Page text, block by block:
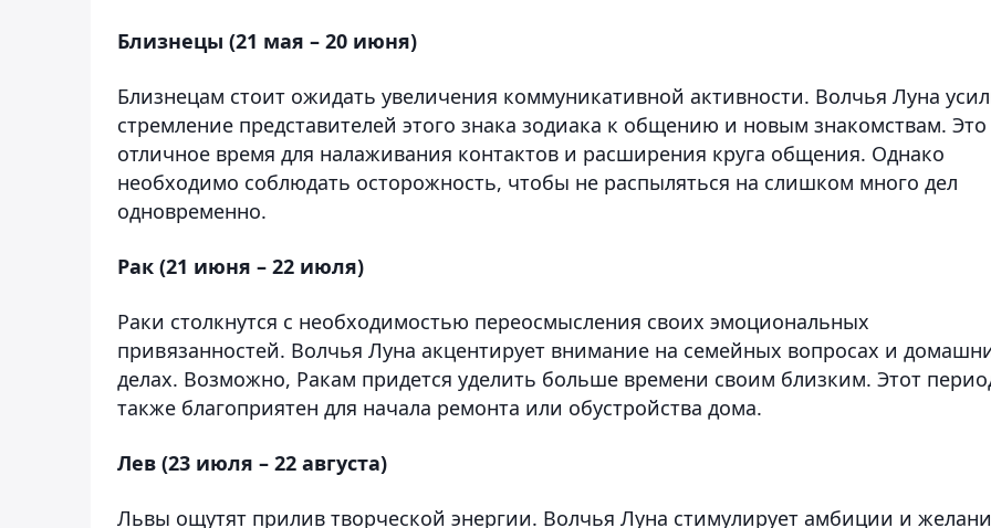
Близнецы (21 мая – 20 июня)
Близнецам стоит ожидать увеличения коммуникативной активности. Волчья Луна
стремление представителей этого знака зодиака к общению и новым знакомствам. Это
отличное время для налаживания контактов и расширения круга общения. Однако
необходимо соблюдать осторожность, чтобы не распыляться на слишком много дел
одновременно.
Рак (21 июня – 22 июля)
Раки столкнутся с необходимостью переосмысления своих эмоциональных
привязанностей. Волчья Луна акцентирует внимание на семейных вопросах и
делах. Возможно, Ракам придется уделить больше времени своим близким. Этот
также благоприятен для начала ремонта или обустройства дома.
Лев (23 июля – 22 августа)
Львы ощутят прилив творческой энергии. Волчья Луна стимулирует амбиции и